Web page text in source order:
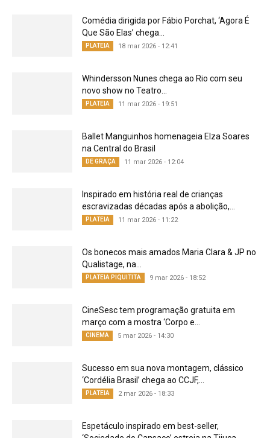
Comédia dirigida por Fábio Porchat, ‘Agora É
Que São Elas’ chega...
PLATEIA 18 mar 2026 - 12:41
Whindersson Nunes chega ao Rio com seu
novo show no Teatro...
PLATEIA 11 mar 2026 - 19:51
Ballet Manguinhos homenageia Elza Soares
na Central do Brasil
DE GRAÇA 11 mar 2026 - 12:04
Inspirado em história real de crianças
escravizadas décadas após a abolição,...
PLATEIA 11 mar 2026 - 11:22
Os bonecos mais amados Maria Clara & JP no
Qualistage, na...
PLATEIA PIQUITITA 9 mar 2026 - 18:52
CineSesc tem programação gratuita em
março com a mostra ‘Corpo e...
CINEMA 5 mar 2026 - 14:30
Sucesso em sua nova montagem, clássico
‘Cordélia Brasil’ chega ao CCJF,...
PLATEIA 2 mar 2026 - 18:33
Espetáculo inspirado em best-seller,